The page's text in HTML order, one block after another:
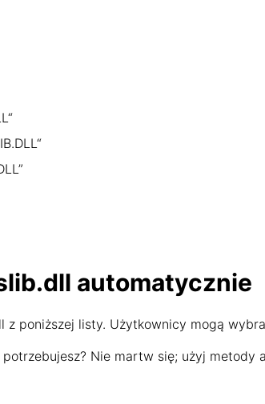
automatycznie
poniższej listy. Użytkownicy mogą
Nie martw się; użyj